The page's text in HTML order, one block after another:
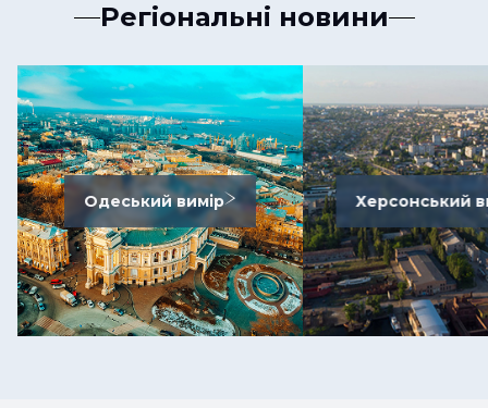
Регіональні новини
Одеський вимір Херсонський